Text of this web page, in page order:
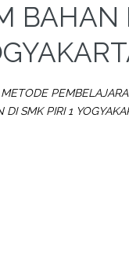
BAHAN
SMK PIRI 1